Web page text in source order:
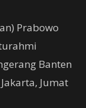
Prabowo
Banten
Jumat